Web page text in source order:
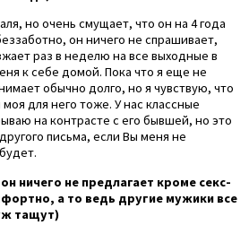
но очень смущает, что он на 4 года
он ничего не спрашивает,
раз в неделю на все выходные в
к себе домой. Пока что я еще не
обычно долго, но я чувствую, что
для него тоже. У нас классные
на контрасте с его бывшей, но это
письма, если Вы меня не
ничего не предлагает кроме секс-
а то ведь другие мужики все
тащут)